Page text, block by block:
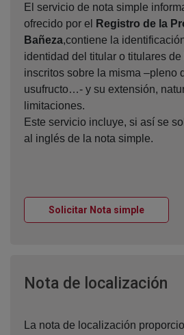
El servicio de nota simple
ofrecido por el
Registro de la
Bañeza,contiene la
identidad del titular o titulares
inscritos sobre la misma –pleno
usufructo…- y su extensión,
limitaciones.
Este servicio incluye, si así se
al inglés de la nota simple.
Solicitar Nota simpleVentana
Nota de localización
La nota de localización